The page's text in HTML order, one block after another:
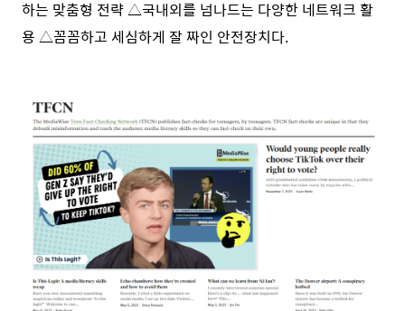
하는 맞춤형 전략 △국내외를 넘나드는 다양한 네트워크 활
용 △꼼꼼하고 세심하게 잘 짜인 안전장치다.